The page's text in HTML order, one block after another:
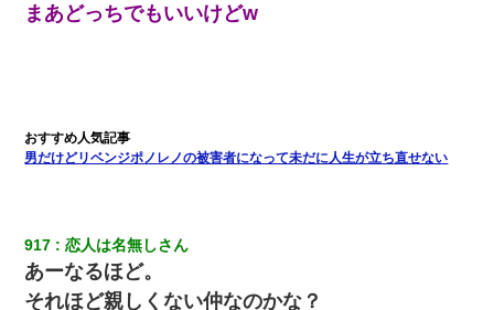
まあどっちでもいいけどw
男だけどリベンジポノレノの被害者になって未だに人生が立ち直せない
917 恋人は名無しさん
あーなるほど。
それほど親しくない仲なのかな？